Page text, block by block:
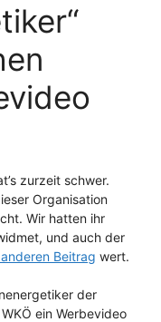
zurzeit schwer.
Organisation
Wir hatten ihr
und auch der
Beitrag wert.
der
ein Werbevideo